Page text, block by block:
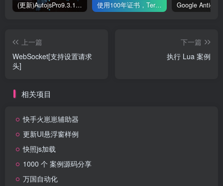
(更新)AutojsPro9.3.11免ROOT破解版直接运行 去除升级弹窗 使用100年证书，Termux部署本地Autojs验证服务器
上一篇
WebSocket[支持设置请求
头]
下一篇
执行 Lua 案例
相关项目
快手火崽崽辅助器
更新UI悬浮窗样例
快照js加载
1000 个 案例源码分享
万国自动化